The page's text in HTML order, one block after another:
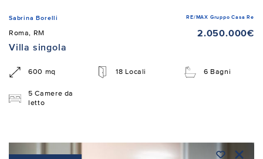
Sabrina Borelli RE/MAX Gruppo Casa Re
Roma, RM
2.050.000€
Villa singola
600 mq 18 Locali 6 Bagni
5 Camere da
letto